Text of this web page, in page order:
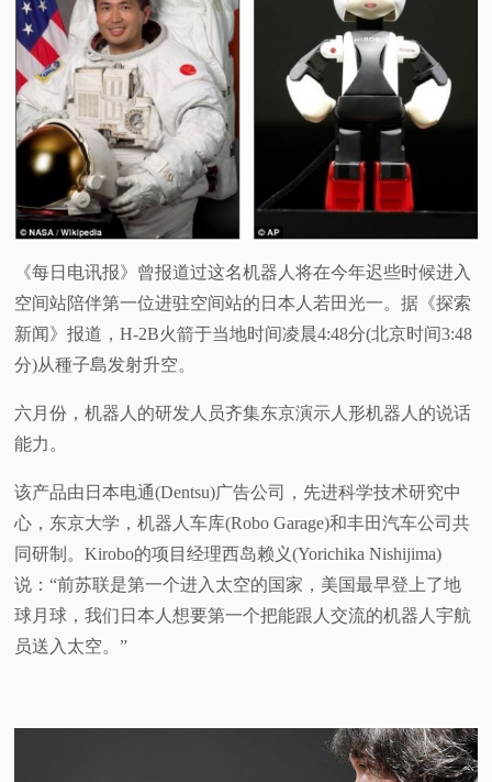
《每日电讯报》曾报道过这名机器人将在今年迟些时候进入
空间站陪伴第一位进驻空间站的日本人若田光一。据《探索
新闻》报道，H-2B火箭于当地时间凌晨4:48分(北京时间3:48
分)从種子島发射升空。
六月份，机器人的研发人员齐集东京演示人形机器人的说话
能力。
该产品由日本电通(Dentsu)广告公司，先进科学技术研究中
心，东京大学，机器人车库(Robo Garage)和丰田汽车公司共
同研制。Kirobo的项目经理西岛赖义(Yorichika Nishijima)
说：“前苏联是第一个进入太空的国家，美国最早登上了地
球月球，我们日本人想要第一个把能跟人交流的机器人宇航
员送入太空。”